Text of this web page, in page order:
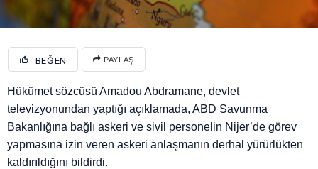
BEĞEN PAYLAŞ
Hükümet sözcüsü Amadou Abdramane, devlet
televizyonundan yaptığı açıklamada, ABD Savunma
Bakanlığına bağlı askeri ve sivil personelin Nijer’de görev
yapmasına izin veren askeri anlaşmanın derhal yürürlükten
kaldırıldığını bildirdi.